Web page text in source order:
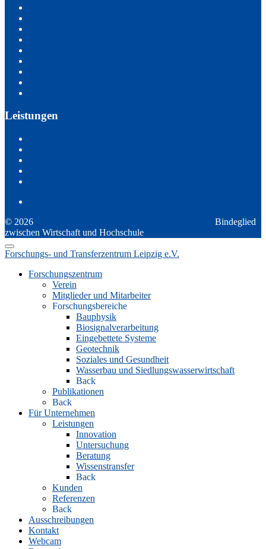
Leistungen
© 2026
Bindeglied
zwischen Wirtschaft und Hochschule
Forschungs- und Transferzentrum Leipzig e.V.
Forschungszentrum
Verein
Mitglieder und Mitarbeiter
Forschungsbereiche
Bauphysik
Biosignalverarbeitung
Eingebettete Systeme
Geotechnik
Soziales und Gesundheit
Wasserbau und Siedlungswasserwirtschaft
Back
Publikationen
Back
Für Unternehmen
Leistungen
Innovation
Untersuchung
Beratung
Wissenstransfer
Back
Kunden
Referenzen
Back
Ausschreibungen
Kontakt
Webcam